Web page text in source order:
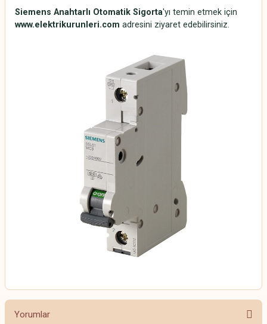
Siemens Anahtarlı Otomatik Sigorta'yı temin etmek için
www.elektrikurunleri.com adresini ziyaret edebilirsiniz.
Yorumlar